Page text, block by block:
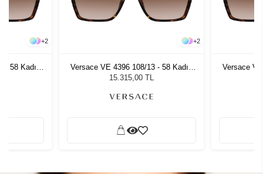
+2
58 Kadın
+2
Versace VE 4396 108/13 - 58 Kadın
Güneş Gözlüğü
15.315,00 TL
Versace